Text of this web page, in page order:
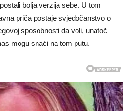
bolja verzija sebe. U tom
priča postaje svjedočanstvo o
sposobnosti da voli, unatoč
mogu snaći na tom putu.